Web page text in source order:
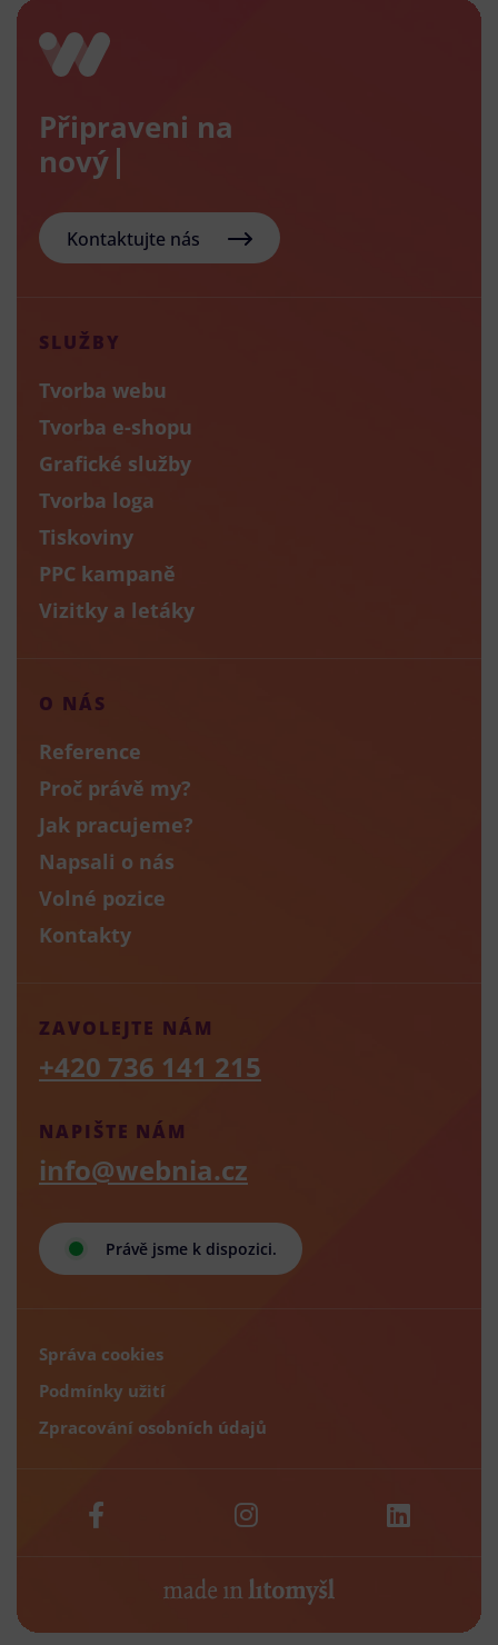
Připraveni na
nový e-sho
Kontaktujte nás
SLUŽBY
Tvorba webu
Tvorba e-shopu
Grafické služby
Tvorba loga
Tiskoviny
PPC kampaně
Vizitky a letáky
O NÁS
Reference
Proč právě my?
Jak pracujeme?
Napsali o nás
Volné pozice
Kontakty
Právě jsme k dispozici.
NAPIŠTE NÁM
info@webnia.cz
ZAVOLEJTE NÁM
+420 736 141 215
Správa cookies
Podmínky užití
Zpracování osobních údajů